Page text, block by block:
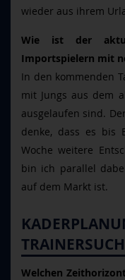
wieder aus ihrem
Wie ist der
Importspielern mit
In den kommenden
mit Jungs aus dem
ausgelaufen sind.
denke, dass es bis
Woche weitere
bin ich parallel
auf dem Markt ist.
Welchen